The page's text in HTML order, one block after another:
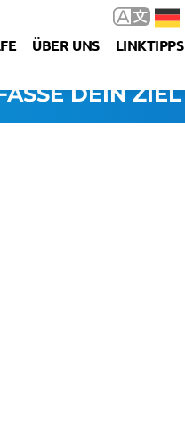
ÜBER UNS LINKTIPPS
DEIN ZIEL